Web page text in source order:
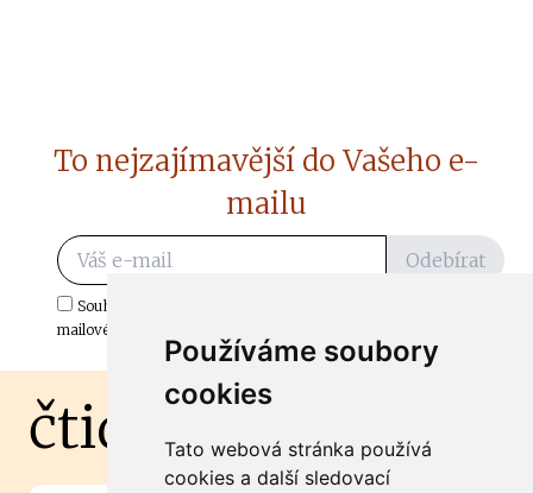
Používáme soubory
cookies
Tato webová stránka používá
cookies a další sledovací
To nejzajímavější do Vašeho e-
mailu
Odebírat
Souhlasím s odběrem důležitých zpráv ze ČtiDoma.cz do mé e-
mailové schránky.
čtidoma.cz